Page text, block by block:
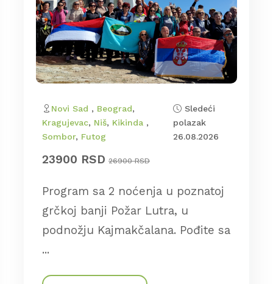
Novi Sad , Beograd,
Kragujevac, Niš, Kikinda ,
Sombor, Futog
Sledeći
polazak
26.08.2026
23900 RSD 26900 RSD
Program sa 2 noćenja u poznatoj
grčkoj banji Požar Lutra, u
podnožju Kajmakčalana. Pođite sa
...